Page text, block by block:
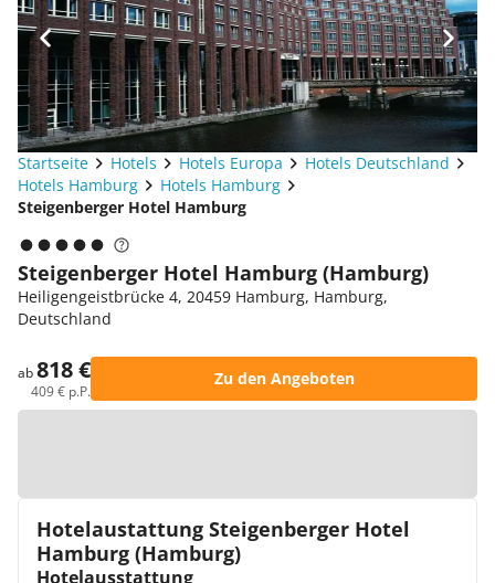
Startseite Hotels Hotels Europa
Hotels Deutschland
Hotels Hamburg
Hotels Hamburg
Steigenberger Hotel Hamburg
Steigenberger Hotel Hamburg (Hamburg)
Heiligengeistbrücke 4, 20459 Hamburg, Hamburg,
Deutschland
ab818 €
409 € p.P.
Zu den Angeboten
Hotelaustattung Steigenberger Hotel
Hamburg (Hamburg)
Hotelausstattung